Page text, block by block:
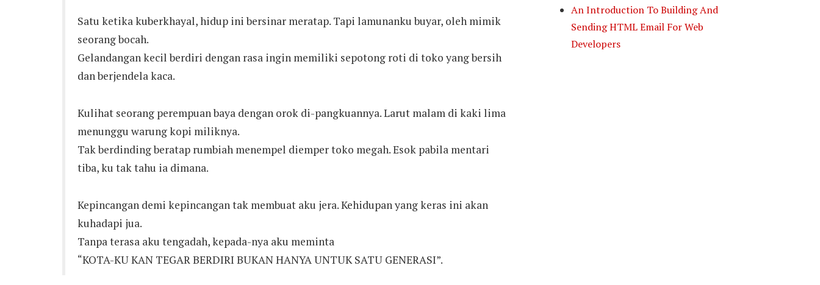
Satu ketika kuberkhayal, hidup ini bersinar meratap. Tapi lamunanku buyar, oleh mimik
seorang bocah.
Gelandangan kecil berdiri dengan rasa ingin memiliki sepotong roti di toko yang bersih
dan berjendela kaca.
Kulihat seorang perempuan baya dengan orok di-pangkuannya. Larut malam di kaki lima
menunggu warung kopi miliknya.
Tak berdinding beratap rumbiah menempel diemper toko megah. Esok pabila mentari
tiba, ku tak tahu ia dimana.
Kepincangan demi kepincangan tak membuat aku jera. Kehidupan yang keras ini akan
kuhadapi jua.
Tanpa terasa aku tengadah, kepada-nya aku meminta
“KOTA-KU KAN TEGAR BERDIRI BUKAN HANYA UNTUK SATU GENERASI”.
An Introduction To Building And
Sending HTML Email For Web
Developers